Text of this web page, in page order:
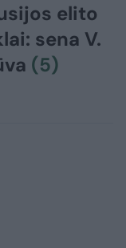
elito
sena V.
(5)